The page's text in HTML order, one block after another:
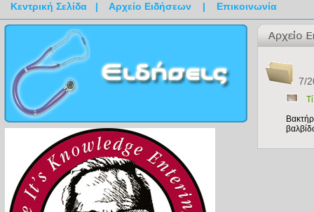
Κεντρική Σελίδα | Αρχείο Ειδήσεων | Επικοινωνία
7/